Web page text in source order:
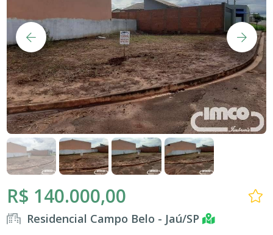
R$ 140.000,00
Residencial Campo Belo - Jaú/SP